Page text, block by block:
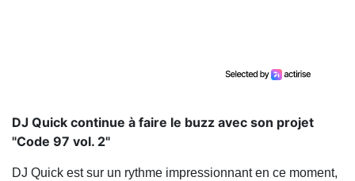
DJ Quick continue à faire le buzz avec son projet
"Code 97 vol. 2"
DJ Quick est sur un rythme impressionnant en ce moment,